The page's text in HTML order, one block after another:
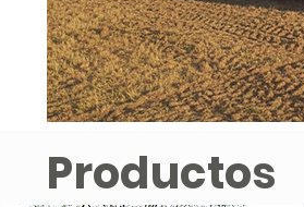
Productos